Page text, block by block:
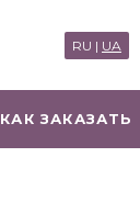
RU | UA
КАК ЗАКАЗАТЬ